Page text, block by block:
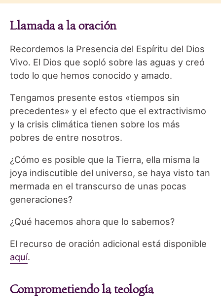
Llamada a la oración
Recordemos la Presencia del Espíritu del Dios
Vivo. El Dios que sopló sobre las aguas y creó
todo lo que hemos conocido y amado.
Tengamos presente estos «tiempos sin
precedentes» y el efecto que el extractivismo
y la crisis climática tienen sobre los más
pobres de entre nosotros.
¿Cómo es posible que la Tierra, ella misma la
joya indiscutible del universo, se haya visto tan
mermada en el transcurso de unas pocas
generaciones?
¿Qué hacemos ahora que lo sabemos?
El recurso de oración adicional está disponible
aquí.
Comprometiendo la teología